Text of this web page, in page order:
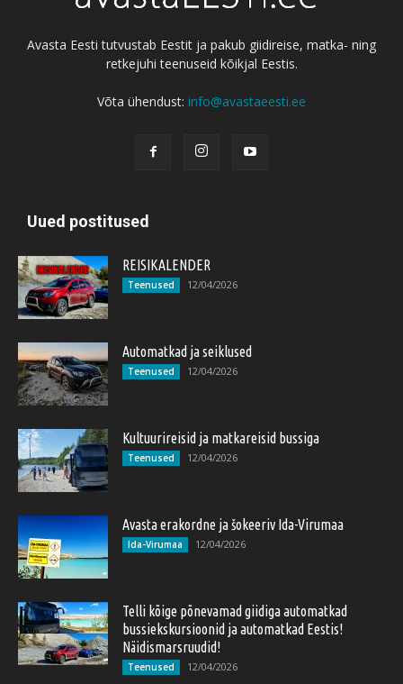
Avasta Eesti tutvustab Eestit ja pakub giidireise, matka- ning
retkejuhi teenuseid kõikjal Eestis.
Võta ühendust: info@avastaeesti.ee
Uued postitused
REISIKALENDER
Teenused 12/04/2026
Automatkad ja seiklused
Teenused 12/04/2026
Kultuurireisid ja matkareisid bussiga
Teenused 12/04/2026
Avasta erakordne ja šokeeriv Ida-Virumaa
Ida-Virumaa 12/04/2026
Telli kõige põnevamad giidiga automatkad
bussiekskursioonid ja automatkad Eestis!
Näidismarsruudid!
Teenused 12/04/2026